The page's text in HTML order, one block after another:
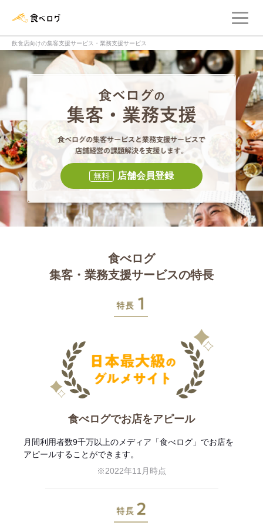
飲食店向けの集客支援サービス・業務支援サービス
食べログの集客
食べログの集
無料 店舗会員登録
食べログ
集客・業務支援サービスの特長
食べログでお店をアピール
月間利用者数9千万以上のメディア「食べログ」でお店を
アピールすることができます。
※2022年11月時点